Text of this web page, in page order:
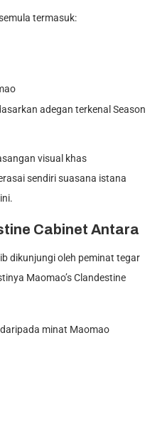
termasuk:
adegan terkenal Season
visual khas
sendiri suasana istana
Cabinet Antara
dikunjungi oleh peminat tegar
Maomao’s Clandestine
minat Maomao